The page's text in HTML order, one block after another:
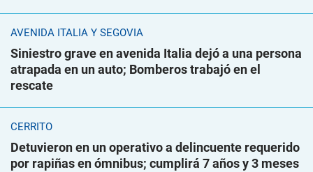
AVENIDA ITALIA Y SEGOVIA
Siniestro grave en avenida Italia dejó a una persona
atrapada en un auto; Bomberos trabajó en el
rescate
CERRITO
Detuvieron en un operativo a delincuente requerido
por rapiñas en ómnibus; cumplirá 7 años y 3 meses